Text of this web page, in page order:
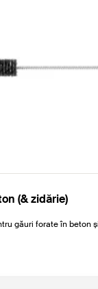
(& zidărie)
găuri forate în beton